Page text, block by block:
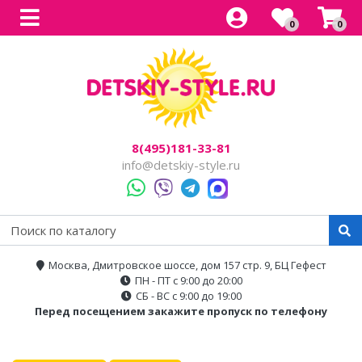
0 0
8(495)181-33-81
info@detskiy-style.ru
Москва, Дмитровское шоссе, дом 157 стр. 9, БЦ Гефест
ПН - ПТ с 9:00 до 20:00
СБ - ВС с 9:00 до 19:00
Перед посещением закажите пропуск по телефону
Багги
Мотоциклы
Для прогулок
Для бездорожья
Электроскутеры
Аксессуары
Детский электроснегокаты
Одноместные